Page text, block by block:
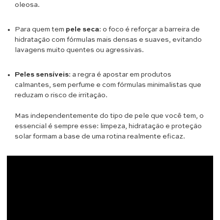
oleosa.
Para quem tem pele seca: o foco é reforçar a barreira de
hidratação com fórmulas mais densas e suaves, evitando
lavagens muito quentes ou agressivas.
Peles sensíveis: a regra é apostar em produtos
calmantes, sem perfume e com fórmulas minimalistas que
reduzam o risco de irritação.
Mas independentemente do tipo de pele que você tem, o
essencial é sempre esse: limpeza, hidratação e proteção
solar formam a base de uma rotina realmente eficaz.